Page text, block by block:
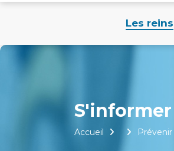
Les reins
Accueil